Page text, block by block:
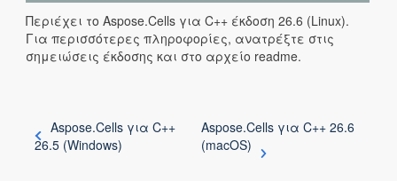
Περιέχει το Aspose.Cells για C++ έκδοση 26.6 (Linux).
Για περισσότερες πληροφορίες, ανατρέξτε στις
σημειώσεις έκδοσης και στο αρχείο readme.
Aspose.Cells για C++
26.5 (Windows)
Aspose.Cells για C++ 26.6
(macOS)